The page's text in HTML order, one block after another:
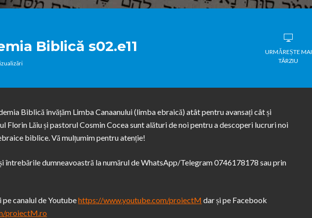
Biblică s02.e11
URMĂREȘTE MAI
TÂRZIU
Biblică învățăm Limba Canaanului (limba ebraică) atât pentru avansați cât și
Florin Lăiu și pastorul Cosmin Cocea sunt alături de noi pentru a descoperi lucruri noi
biblice. Vă mulțumim pentru atenție!
întrebările dumneavoastră la numărul de WhatsApp/Telegram 0746178178 sau prin
pe canalul de Youtubehttps://www.youtube.com/proiectM dar și pe Facebook
proiectM.ro